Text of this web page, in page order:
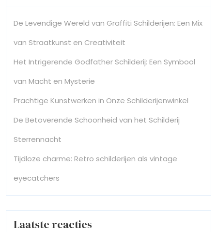
De Levendige Wereld van Graffiti Schilderijen: Een Mix
van Straatkunst en Creativiteit
Het Intrigerende Godfather Schilderij: Een Symbool
van Macht en Mysterie
Prachtige Kunstwerken in Onze Schilderijenwinkel
De Betoverende Schoonheid van het Schilderij
Sterrennacht
Tijdloze charme: Retro schilderijen als vintage
eyecatchers
Laatste reacties